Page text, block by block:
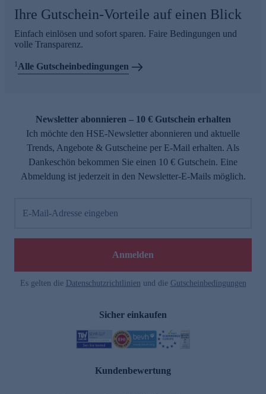
Ihre Gutschein-Vorteile auf einen Blick
Einfach einlösen und sofort sparen. Faire Bedingungen und
volle Transparenz.
1Alle Gutscheinbedingungen
Newsletter abonnieren – 10 € Gutschein erhalten
Ich möchte den HSE-Newsletter abonnieren und aktuelle
Trends, Angebote & Gutscheine per E-Mail erhalten. Als
Dankeschön bekommen Sie einen 10 € Gutschein. Eine
Abmeldung ist jederzeit in den Newsletter-E-Mails möglich.
E-Mail-Adresse eingeben
Anmelden
Es gelten die Datenschutzrichtlinien und die Gutscheinbedingungen
Sicher einkaufen
Kundenbewertung